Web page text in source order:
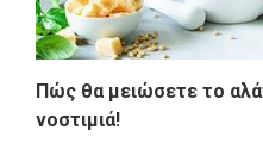
Πώς θα μειώσετε το
νοστιμιά!